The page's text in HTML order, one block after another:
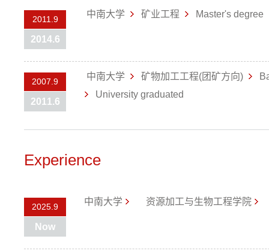
2011.9
2014.6
中南大学 矿业工程 Master's degree
2007.9
2011.6
中南大学 矿物加工工程(团矿方向)
University graduated
Experience
2025.9
Now
中南大学 资源加工与生物工程学院